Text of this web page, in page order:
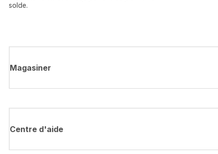
solde.
Magasiner
Centre d'aide